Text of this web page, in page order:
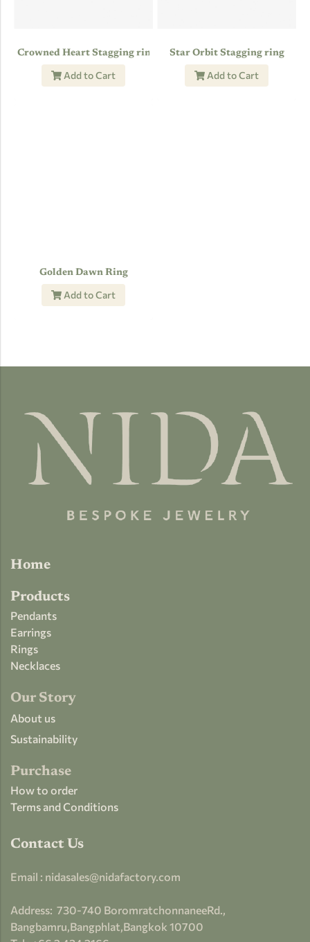
Crowned Heart Stagging ring
Add to Cart
Star Orbit Stagging ring
Add to Cart
Golden Dawn Ring
Add to Cart
Home
Products
Pendants
Earrings
Rings
Necklaces
Our Story
About us
Sustainability
Purchase
How to order
Terms and Conditions
Contact Us
Email : nidasales@nidafactory.com
Address: 730-740 BoromratchonnaneeRd.,
Bangbamru,Bangphlat,Bangkok 10700